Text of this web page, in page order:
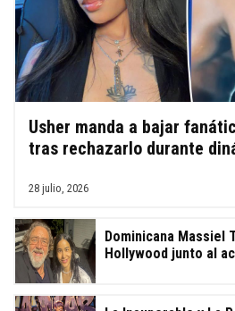
Usher manda a bajar
tras rechazarlo durante
28 julio, 2026
Dominicana Massiel
Hollywood junto al